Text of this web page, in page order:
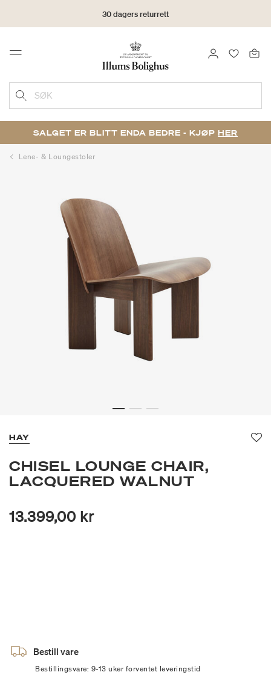
30 dagers returrett
Menu LOGG INN
SØK
SALGET ER BLITT ENDA BEDRE - KJØP HER
Lene- & Loungestoler
HAY
CHISEL LOUNGE CHAIR,
LACQUERED WALNUT
13.399,00 kr
Bestill vare
Bestillingsvare: 9-13 uker forventet leveringstid